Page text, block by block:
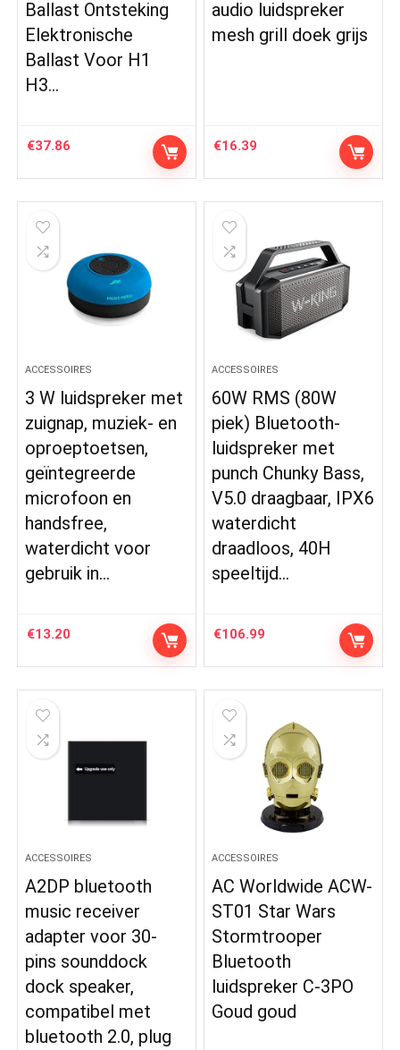
Ballast Ontsteking
Elektronische
Ballast Voor H1
H3…
€37.86
audio luidspreker
mesh grill doek grijs
€16.39
ACCESSOIRES
3 W luidspreker met
zuignap, muziek- en
oproeptoetsen,
geïntegreerde
microfoon en
handsfree,
waterdicht voor
gebruik in…
€13.20
ACCESSOIRES
60W RMS (80W
piek) Bluetooth-
luidspreker met
punch Chunky Bass,
V5.0 draagbaar, IPX6
waterdicht
draadloos, 40H
speeltijd…
€106.99
ACCESSOIRES
A2DP bluetooth
music receiver
adapter voor 30-
pins sounddock
dock speaker,
compatibel met
bluetooth 2.0, plug
ACCESSOIRES
AC Worldwide ACW-
ST01 Star Wars
Stormtrooper
Bluetooth
luidspreker C-3PO
Goud goud